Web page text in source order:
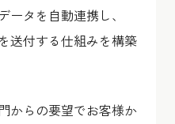
ータを自動連携し、
送付する仕組みを構築
からの要望でお客様か